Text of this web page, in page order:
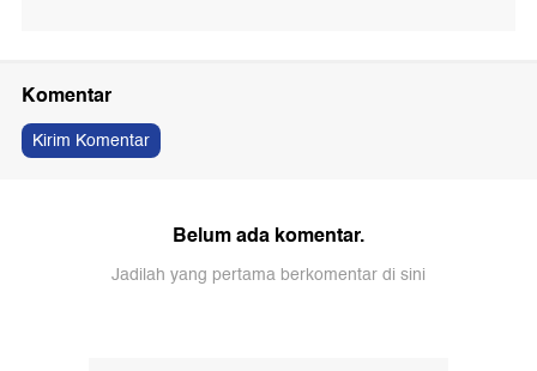
Komentar
Kirim Komentar
Belum ada komentar.
Jadilah yang pertama berkomentar di sini